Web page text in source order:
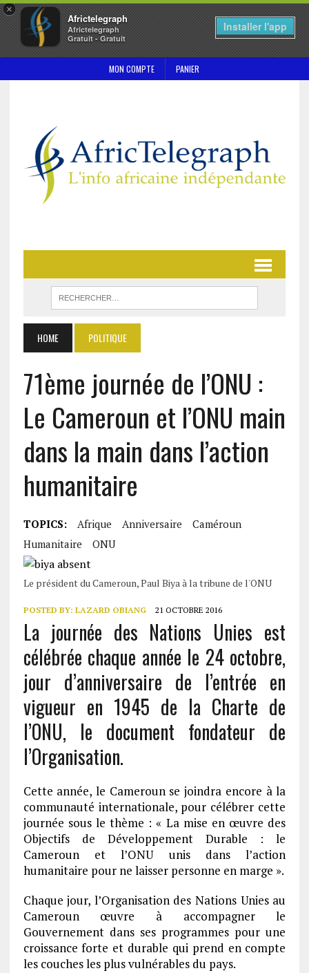
×
Africtelegraph
Africtelegraph
Gratuit - Gratuit
Installer l'app
MON COMPTE PANIER
HOME POLITIQUE
71ème journée de l’ONU :
Le Cameroun et l’ONU main
dans la main dans l’action
humanitaire
TOPICS: Afrique Anniversaire
Caméroun
Humanitaire
ONU
Le président du Cameroun, Paul Biya à la tribune de l'ONU
POSTED BY: LAZARD OBIANG 21 OCTOBRE 2016
La journée des Nations Unies est
célébrée chaque année le 24 octobre,
jour d’anniversaire de l’entrée en
vigueur en 1945 de la Charte de
l’ONU, le document fondateur de
l’Organisation.
Cette année, le Cameroun se joindra encore à la
communauté internationale, pour célébrer cette
journée sous le thème : « La mise en œuvre des
Objectifs de Développement Durable : le
Cameroun et l’ONU unis dans l’action
humanitaire pour ne laisser personne en marge ».
Chaque jour, l’Organisation des Nations Unies au
Cameroun œuvre à accompagner le
Gouvernement dans ses programmes pour une
croissance forte et durable qui prend en compte
les couches les plus vulnérables du pays.